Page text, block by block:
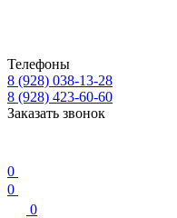
Телефоны
8 (928) 038-13-28
8 (928) 423-60-60
Заказать звонок
0
0
0